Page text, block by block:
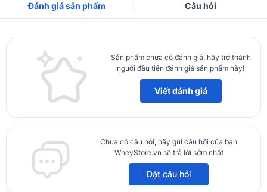
(Hình ảnh chỉ mang tính chất tham khảo)
Thông số cơ bản của Bao tay Wheystore
- Kiểu dáng: Găng tay nửa ngón, full lòng bàn tay và đai dày
quấn cổ tay có miếng dính chắc chắn
- Chất liệu: Vải sợi chống trượt hỗ trợ kháng khuẩn, chất vải sần,
dày dặn bền chắc
Đánh giá sản phẩm Câu hỏi
Sản phẩm chưa có đánh giá, hãy trở thành
người đầu tiên đánh giá sản phẩm này!
Viết đánh giá
Chưa có câu hỏi, hãy gửi câu hỏi của bạn
WheyStore.vn sẽ trả lời sớm nhất
Đặt câu hỏi